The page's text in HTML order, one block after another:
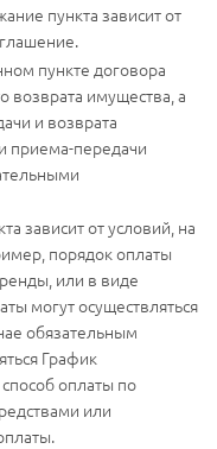
пункта зависит от
пункте договора
возврата имущества, а
и возврата
приема-передачи
зависит от условий, на
порядок оплаты
или в виде
могут осуществляться
обязательным
График
оплаты по
или